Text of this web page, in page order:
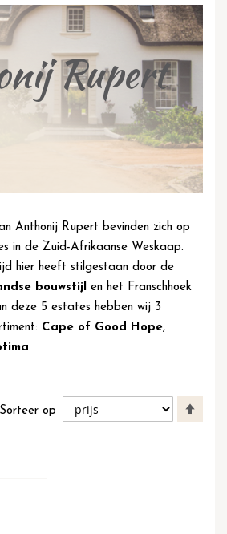
Rupert
Anthonij Rupert bevinden zich op
in de Zuid-Afrikaanse Weskaap.
hier heeft stilgestaan door de
bouwstijl en het Franschhoek
deze 5 estates hebben wij 3
Cape of Good Hope,
.
Sorteer op
hoog